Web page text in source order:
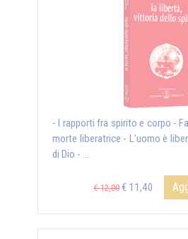
- I rapporti fra spirito e corpo -
morte liberatrice - L'uomo è
di Dio - ...
€ 12,00 € 11,40